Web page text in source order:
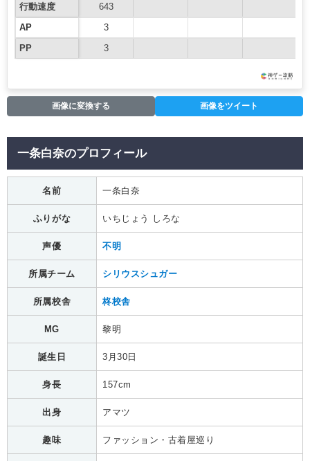
行動速度
643
AP
3
PP
3
画像に変換する 画像をツイート
一条白奈のプロフィール
名前 一条白奈
ふりがな いちじょう しろな
声優 不明
所属チーム シリウスシュガー
所属校舎 柊校舎
MG 黎明
誕生日 3月30日
身長 157cm
出身 アマツ
趣味 ファッション・古着屋巡り